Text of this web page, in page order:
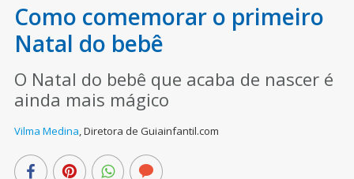
Como comemorar o primeiro
Natal do bebê
O Natal do bebê que acaba de nascer é
ainda mais mágico
Vilma Medina,Diretora de Guiainfantil.com